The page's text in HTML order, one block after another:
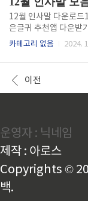
념퍼..
계속 업데이트 되고 있
다운받아 시험을 진행
12월 인사말 다운로드
은글귀 추천앱 다운받
식하며, 새로운 시작을
음을 전할 수 있는 12
래 제공된 인사말 모
절약하면서도 감동을
낼 수 있습니다
카테고리 없음 2024.
이전
운영자 : 닉네임
제작 : 아로스
Copyrights ©
백.